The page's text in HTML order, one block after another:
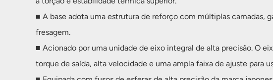
■ A base adota uma estrutura de reforço com múltiplas camadas,
fresagem.
■ Acionado por uma unidade de eixo integral de alta precisão. O
torque de saída, alta velocidade e uma ampla faixa de ajuste para